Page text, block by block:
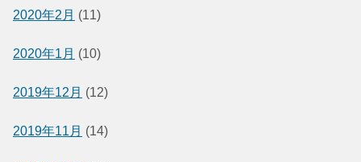
2020年2月 (11)
2020年1月 (10)
2019年12月 (12)
2019年11月 (14)